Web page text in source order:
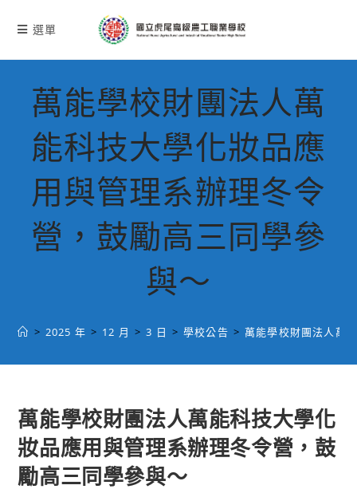
選單
萬能學校財團法人萬
能科技大學化妝品應
用與管理系辦理冬令
營，鼓勵高三同學參
與～
> 2025 年 > 12 月 > 3 日 > 學校公告 > 萬能學校財團法人萬
萬能學校財團法人萬能科技大學化
妝品應用與管理系辦理冬令營，鼓
勵高三同學參與～